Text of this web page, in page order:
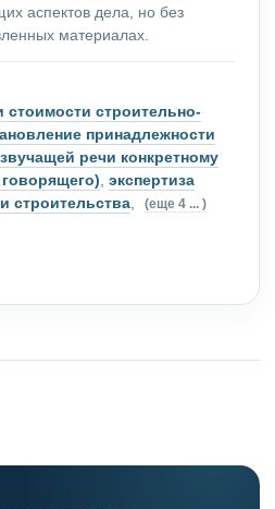
аспектов дела, но без
материалах.
стоимости строительно-
принадлежности
речи конкретному
, экспертиза
строительства, (еще 4 ... )